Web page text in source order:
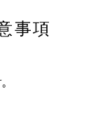
事項